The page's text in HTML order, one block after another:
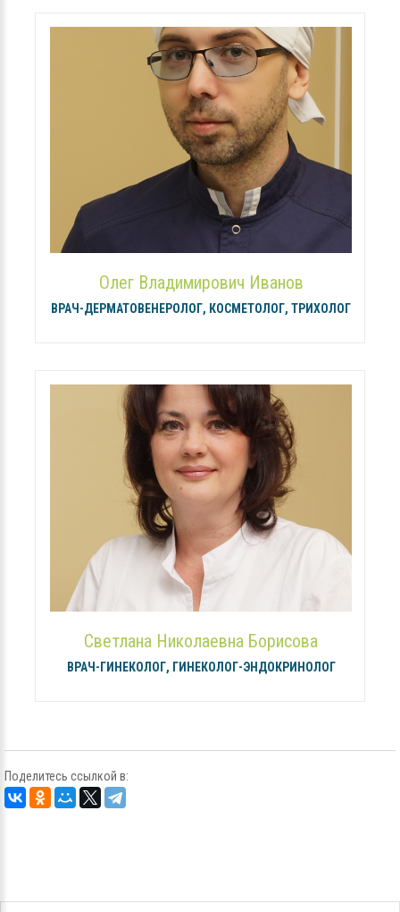
Олег Владимирович Иванов
ВРАЧ-ДЕРМАТОВЕНЕРОЛОГ, КОСМЕТОЛОГ, ТРИХОЛОГ
Светлана Николаевна Борисова
ВРАЧ-ГИНЕКОЛОГ, ГИНЕКОЛОГ-ЭНДОКРИНОЛОГ
Поделитесь ссылкой в: